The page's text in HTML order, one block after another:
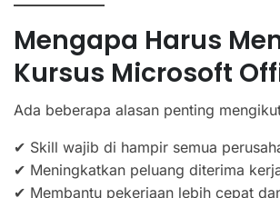
Mengapa Harus
Kursus Microsoft
Ada beberapa alasan penting
✔ Skill wajib di hampir semua
✔ Meningkatkan peluang diterima
✔ Membantu pekerjaan lebih cepat